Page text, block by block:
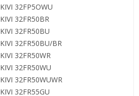
KIVI 32FP5OWU
KIVI 32FR50BR
KIVI 32FR50BU
KIVI 32FR50BU/BR
KIVI 32FR50WR
KIVI 32FR50WU
KIVI 32FR50WUWR
KIVI 32FR55GU